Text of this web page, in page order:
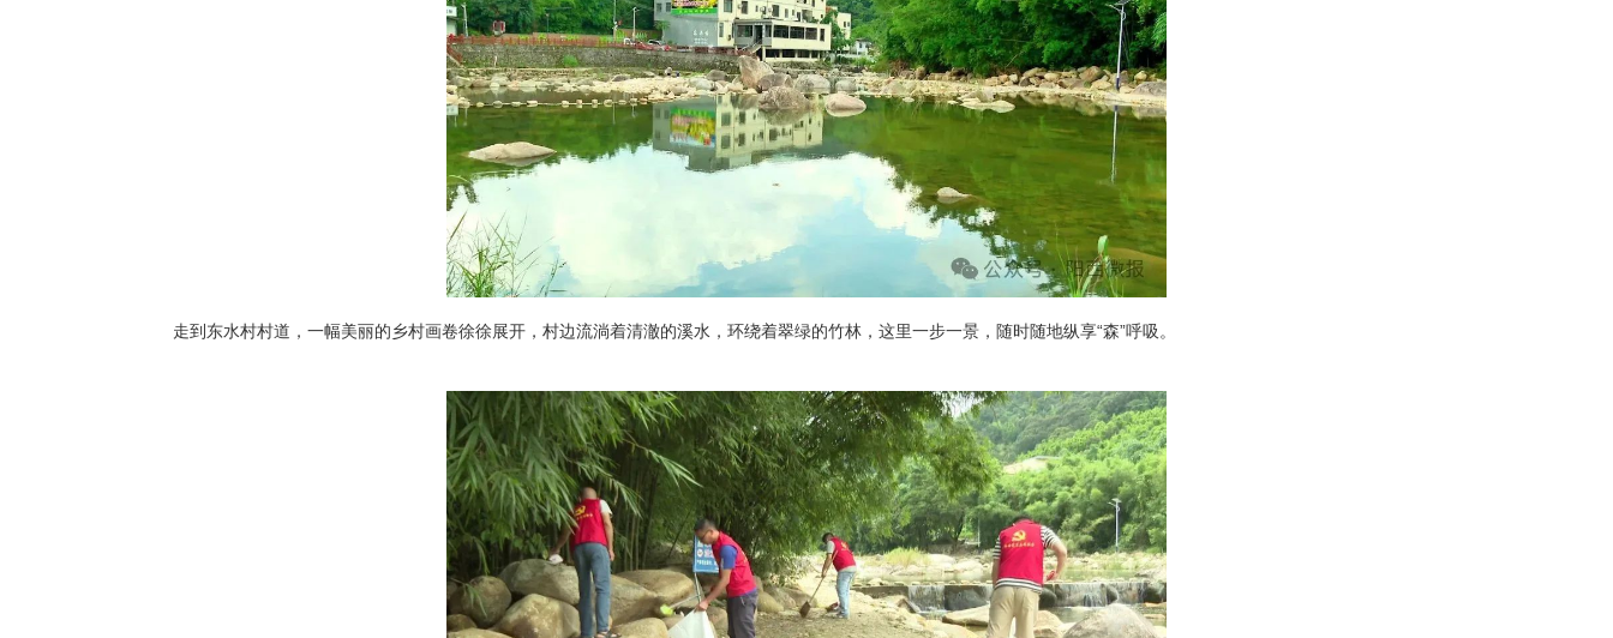
走到东水村村道，一幅美丽的乡村画卷徐徐展开，村边流淌着清澈的溪水，环绕着翠绿的竹林，这里一步一景，随时随地纵享“森”呼吸。